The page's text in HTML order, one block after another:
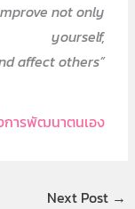
not only
yourself,
affect others”
ารพัฒนาตนเอง
Next Post →